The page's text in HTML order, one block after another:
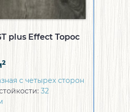
plus Effect Торос
2
с четырех сторон
32